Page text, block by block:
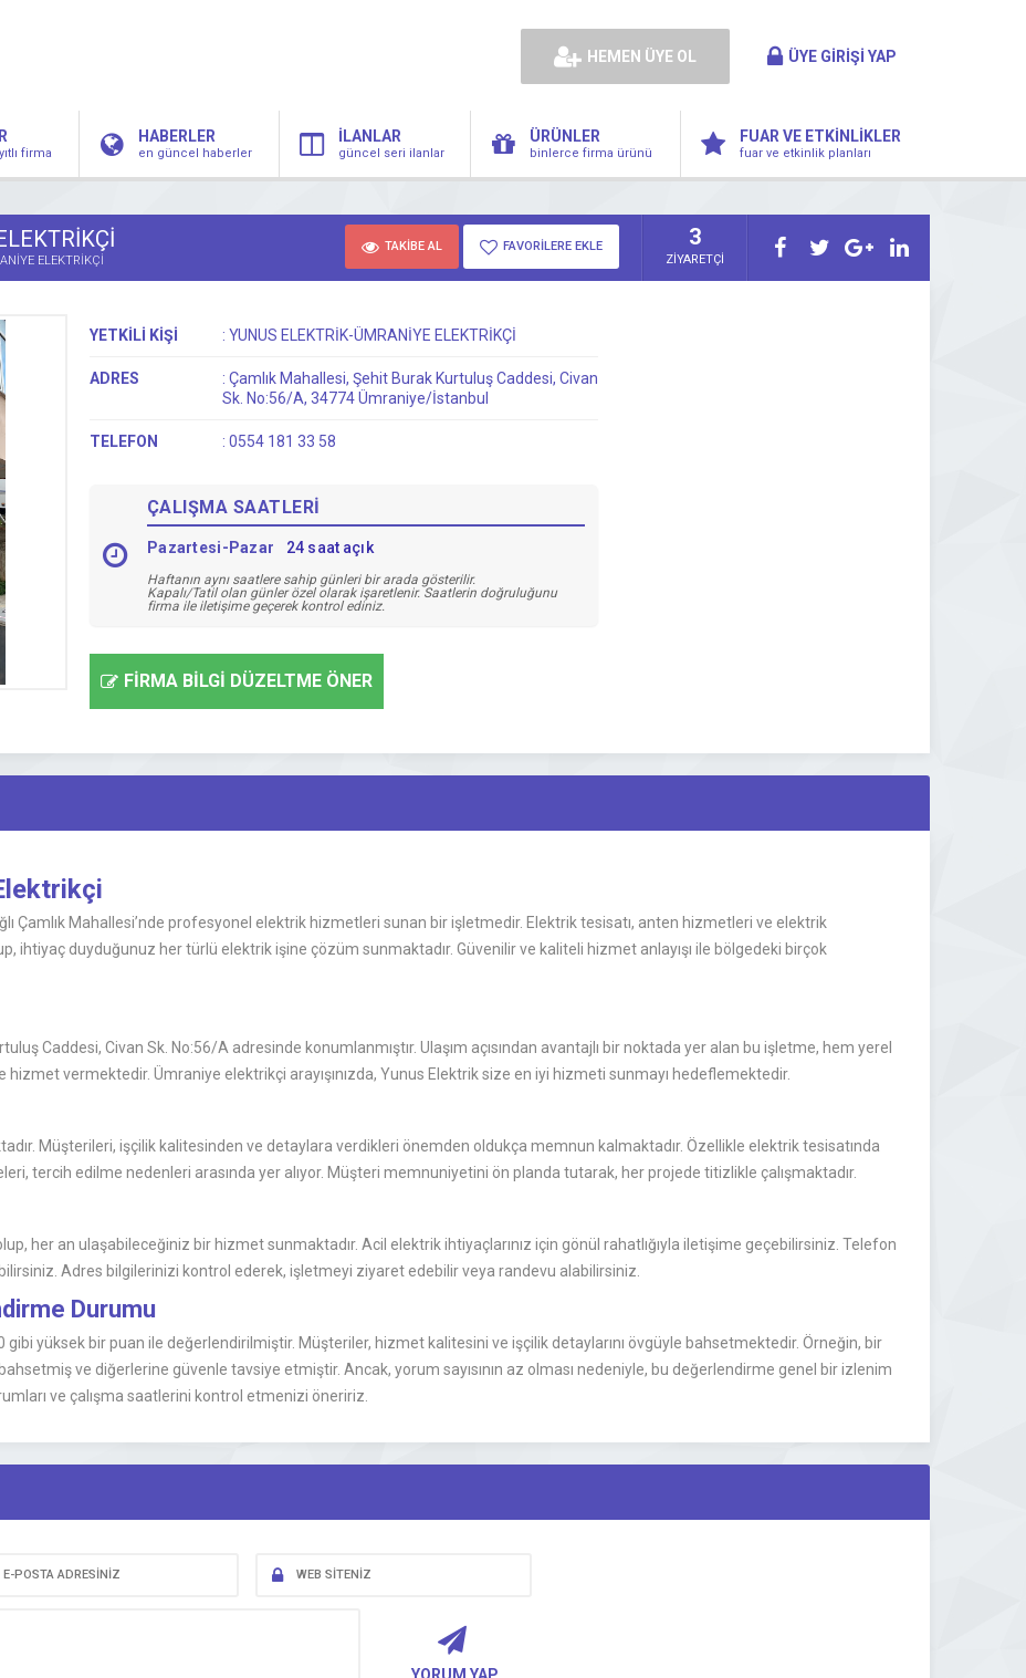
HEMEN ÜYE OL ÜYE GİRİŞİ YAP
firma
HABERLER
en güncel haberler
İLANLAR
güncel seri ilanlar
ÜRÜNLER
binlerce firma ürünü
FUAR VE ETKİNLİKLER
fuar ve etkinlik planları
ELEKTRİKÇİ
TAKİBE AL FAVORİLERE EKLE 3
ZİYARETÇİ
YETKİLİ KİŞİ : YUNUS ELEKTRİK-ÜMRANİYE ELEKTRİKÇİ
ADRES : Çamlık Mahallesi, Şehit Burak Kurtuluş Caddesi, Civan
Sk. No:56/A, 34774 Ümraniye/İstanbul
TELEFON : 0554 181 33 58
ÇALIŞMA SAATLERİ
Pazartesi-Pazar 24 saat açık
Haftanın aynı saatlere sahip günleri bir arada gösterilir.
Kapalı/Tatil olan günler özel olarak işaretlenir. Saatlerin doğruluğunu
firma ile iletişime geçerek kontrol ediniz.
FİRMA BİLGİ DÜZELTME ÖNER
Çamlık Mahallesi’nde profesyonel elektrik hizmetleri sunan bir işletmedir. Elektrik tesisatı, anten hizmetleri ve elektrik
ihtiyaç duyduğunuz her türlü elektrik işine çözüm sunmaktadır. Güvenilir ve kaliteli hizmet anlayışı ile bölgedeki birçok
Caddesi, Civan Sk. No:56/A adresinde konumlanmıştır. Ulaşım açısından avantajlı bir noktada yer alan bu işletme, hem yerel
vermektedir. Ümraniye elektrikçi arayışınızda, Yunus Elektrik size en iyi hizmeti sunmayı hedeflemektedir.
Müşterileri, işçilik kalitesinden ve detaylara verdikleri önemden oldukça memnun kalmaktadır. Özellikle elektrik tesisatında
tercih edilme nedenleri arasında yer alıyor. Müşteri memnuniyetini ön planda tutarak, her projede titizlikle çalışmaktadır.
her an ulaşabileceğiniz bir hizmet sunmaktadır. Acil elektrik ihtiyaçlarınız için gönül rahatlığıyla iletişime geçebilirsiniz. Telefon
Adres bilgilerinizi kontrol ederek, işletmeyi ziyaret edebilir veya randevu alabilirsiniz.
Durumu
yüksek bir puan ile değerlendirilmiştir. Müşteriler, hizmet kalitesini ve işçilik detaylarını övgüyle bahsetmektedir. Örneğin, bir
ve diğerlerine güvenle tavsiye etmiştir. Ancak, yorum sayısının az olması nedeniyle, bu değerlendirme genel bir izlenim
ve çalışma saatlerini kontrol etmenizi öneririz.